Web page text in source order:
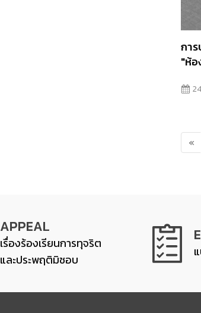
กา
"ห้อ
«
APPEAL
เรื่องร้องเรียนการทุจริต
และประพฤติมิชอบ